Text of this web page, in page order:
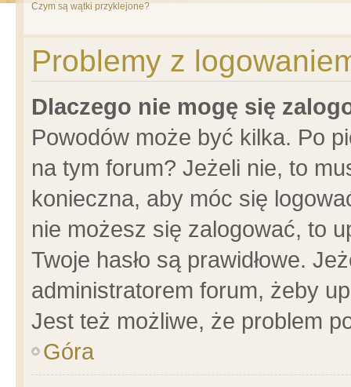
Czym są wątki przyklejone?
Problemy z
Dlaczego nie mogę się
Powodów może być kilka. Po
na tym forum? Jeżeli nie, to
konieczna, aby móc się
nie możesz się zalogować, to
Twoje hasło są prawidłowe.
administratorem forum, żeby
Jest też możliwe, że problem
Góra